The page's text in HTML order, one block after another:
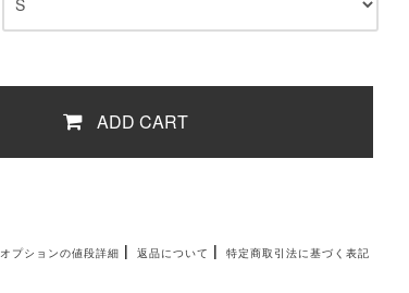
ADD CART
オプションの値段詳細 | 返品について | 特定商取引法に基づく表記